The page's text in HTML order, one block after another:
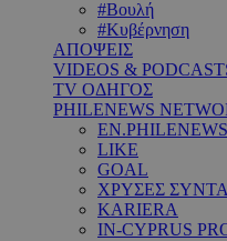
#Βουλή
#Κυβέρνηση
ΑΠΟΨΕΙΣ
VIDEOS &
TV ΟΔΗΓΟΣ
PHILENEWS
LIKE
GOAL
ΧΡΥΣΕΣ
KARIERA
IN-CYPRUS